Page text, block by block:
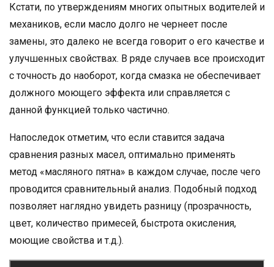
Кстати, по утверждениям многих опытных водителей и
механиков, если масло долго не чернеет после
замены, это далеко не всегда говорит о его качестве и
улучшенных свойствах. В ряде случаев все происходит
с точность до наоборот, когда смазка не обеспечивает
должного моющего эффекта или справляется с
данной функцией только частично.
Напоследок отметим, что если ставится задача
сравнения разных масел, оптимально применять
метод «масляного пятна» в каждом случае, после чего
проводится сравнительный анализ. Подобный подход
позволяет наглядно увидеть разницу (прозрачность,
цвет, количество примесей, быстрота окисления,
моющие свойства и т.д.).